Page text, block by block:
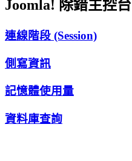
Joomla! 除錯主控台
連線階段 (Session)
側寫資訊
記憶體使用量
資料庫查詢